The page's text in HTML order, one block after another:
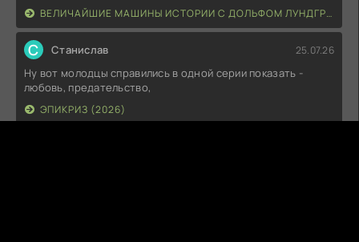
ВЕЛИЧАЙШИЕ МАШИНЫ ИСТОРИИ С ДОЛЬФОМ ЛУНДГРЕНОМ (2026)
С Станислав 25.07.26
Ну вот молодцы справились в одной серии показать -
любовь, предательство,
ЭПИКРИЗ (2026)